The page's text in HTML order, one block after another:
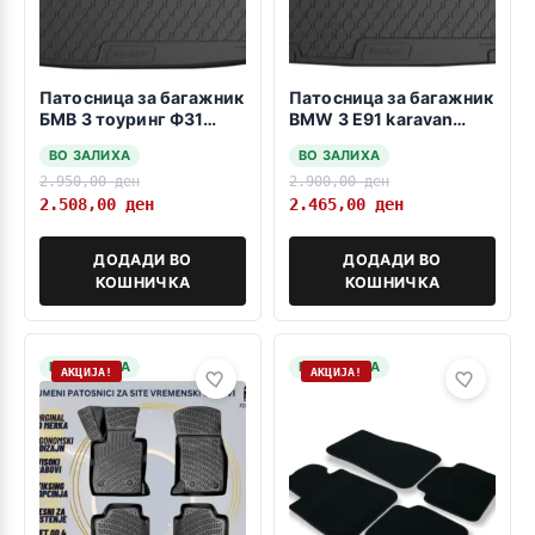
Патосница за багажник
БМВ 3 тоуринг Ф31
ВО ЗАЛИХА
2.950,00ден
2.508,00 ден
ДОДАДИ ВО
КОШНИЧКА
Патосница за багажник
BMW 3 E91 karavan
ВО ЗАЛИХА
2.900,00ден
2.465,00 ден
ДОДАДИ ВО
КОШНИЧКА
НА ЗАЛИХА
АКЦИЈА! НА ЗАЛИХА
АКЦИЈА!